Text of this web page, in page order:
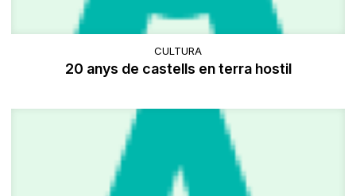
CULTURA
20 anys de castells en terra hostil